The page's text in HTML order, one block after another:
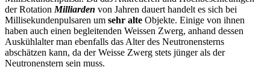
der Rotation Milliarden von Jahren dauert handelt es sich bei
Millisekundenpulsaren um sehr alte Objekte. Einige von ihnen
haben auch einen begleitenden Weissen Zwerg, anhand dessen
Auskühlalter man ebenfalls das Alter des Neutronensterns
abschätzen kann, da der Weisse Zwerg stets jünger als der
Neutronenstern sein muss.